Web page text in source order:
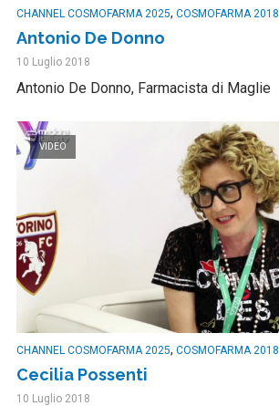
CHANNEL COSMOFARMA 2025, COSMOFARMA 2018
Antonio De Donno
10 Luglio 2018
Antonio De Donno, Farmacista di Maglie
VIDEO
CHANNEL COSMOFARMA 2025, COSMOFARMA 2018
Cecilia Possenti
10 Luglio 2018